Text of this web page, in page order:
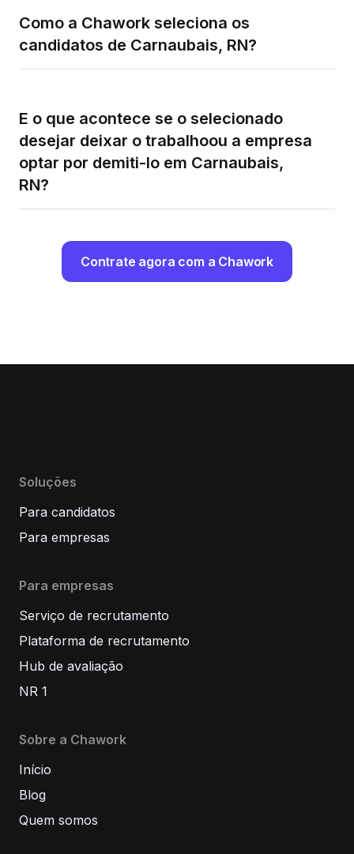
Como a Chawork seleciona os
candidatos de Carnaubais, RN?
E o que acontece se o selecionado
desejar deixar o trabalhoou a empresa
optar por demiti-lo em Carnaubais,
RN?
Contrate agora com a Chawork
Soluções
Para candidatos
Para empresas
Para empresas
Serviço de recrutamento
Plataforma de recrutamento
Hub de avaliação
NR 1
Sobre a Chawork
Início
Blog
Quem somos